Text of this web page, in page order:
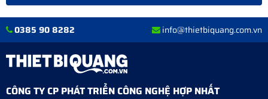
0385 90 8282 info@thietbiquang.com.vn
CÔNG TY CP PHÁT TRIỂN CÔNG NGHỆ HỢP NHẤT